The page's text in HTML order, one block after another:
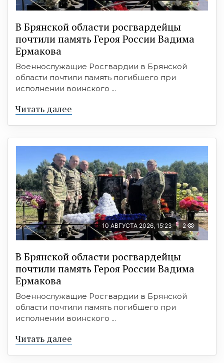
В Брянской области росгвардейцы
почтили память Героя России Вадима
Ермакова
Военнослужащие Росгвардии в Брянской
области почтили память погибшего при
исполнении воинского ...
Читать далее
10 АВГУСТА 2026, 15:23 2
В Брянской области росгвардейцы
почтили память Героя России Вадима
Ермакова
Военнослужащие Росгвардии в Брянской
области почтили память погибшего при
исполнении воинского ...
Читать далее